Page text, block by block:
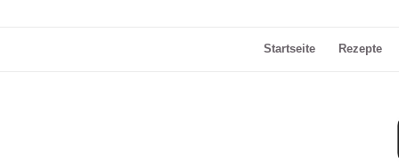
Startseite Rezepte